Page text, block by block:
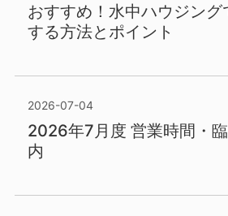
おすすめ！水中ハウジング
する方法とポイント
2026-07-04
2026年7月度 営業時間・
内